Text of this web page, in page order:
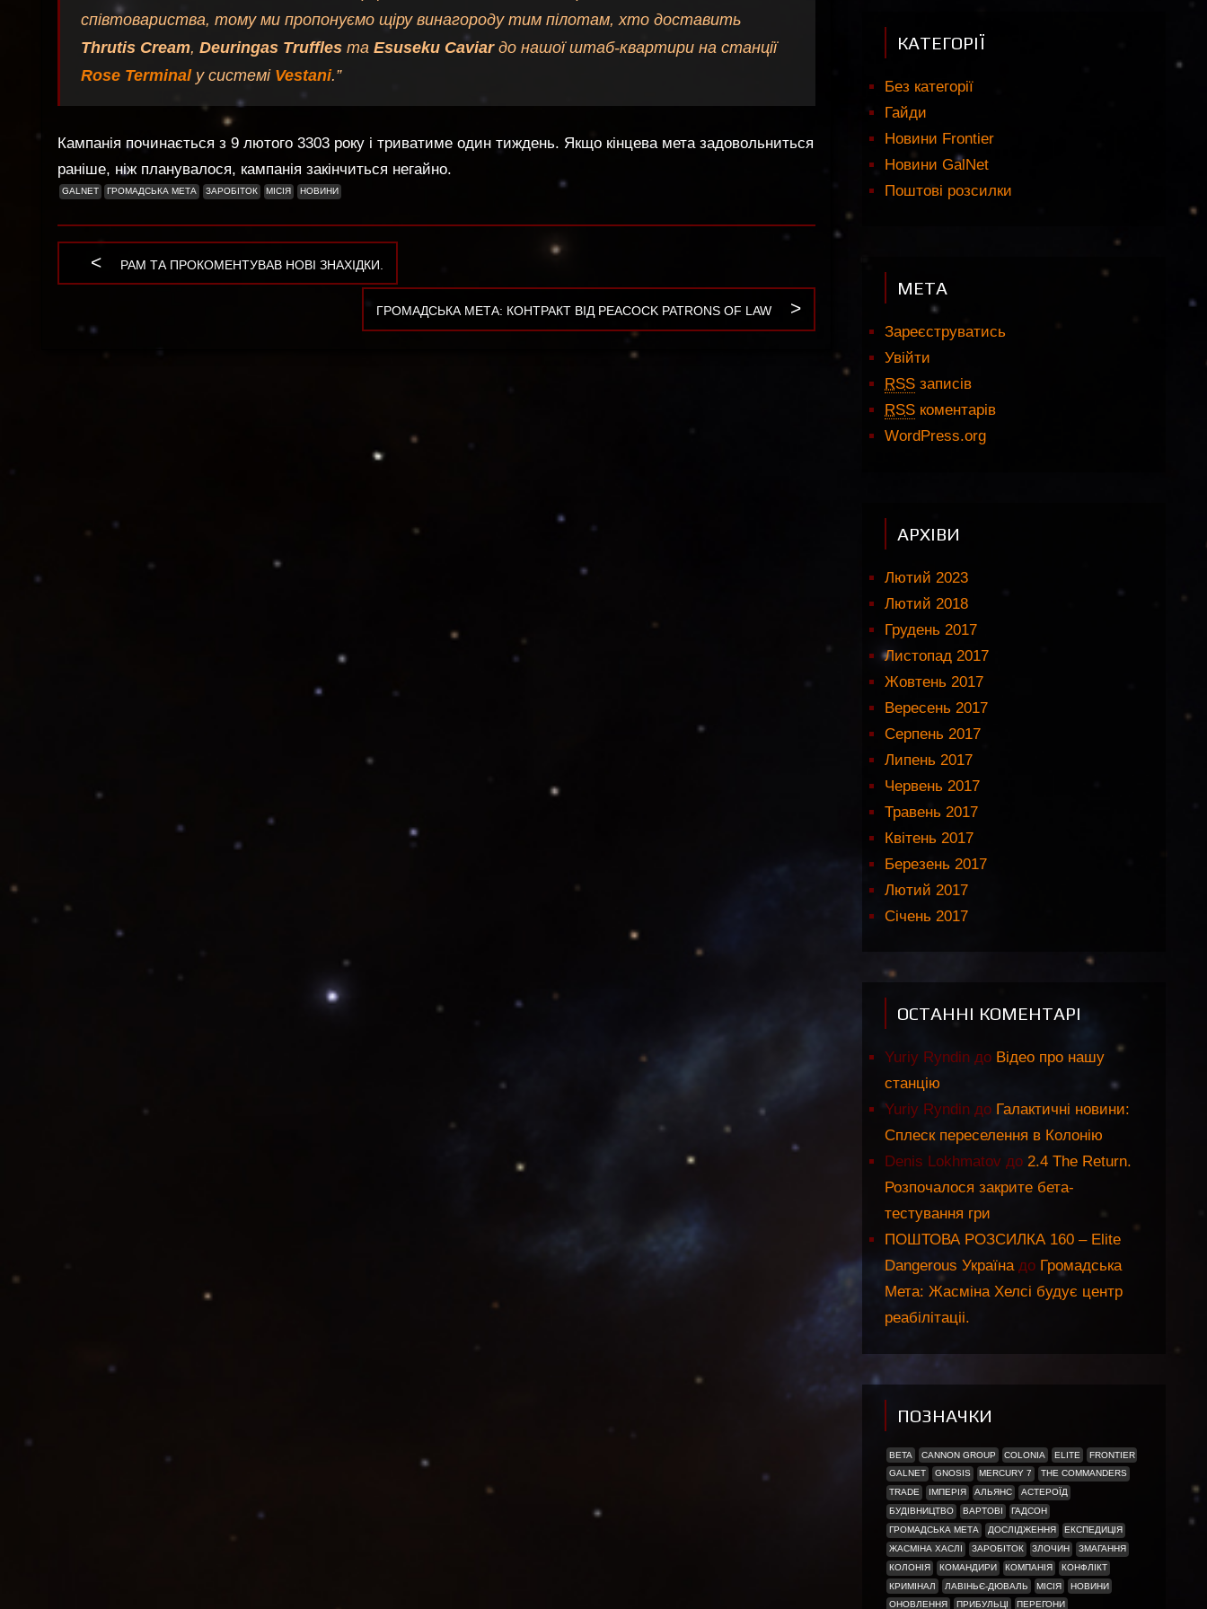
співтовариства, тому ми пропонуємо щіру винагороду тим пілотам, хто доставить
Thrutis Cream, Deuringas Trufflesта Esuseku Caviarдо нашої штаб-квартири на станції
Rose Terminalу системі Vestani.”
Кампанія починається з 9 лютого 3303 року і триватиме один тиждень. Якщо кінцева мета задовольниться
раніше, ніж планувалося, кампанія закiнчиться негайно.
GALNET ГРОМАДСЬКА МЕТА ЗАРОБІТОК МІСІЯ НОВИНИ
Навігація
PREVIOUS
РАМ ТА ПРОКОМЕНТУВАВ НОВІ ЗНАХІДКИ.
NEXT
ГРОМАДСЬКА МЕТА: КОНТРАКТ ВІД PEACOCK PATRONS OF LAW
КАТЕГОРІЇ
Без категорії
Гайди
Новини Frontier
Новини GalNet
Поштові розсилки
МЕТА
Зареєструватись
Увійти
RSS записів
RSS коментарів
WordPress.org
АРХІВИ
Лютий 2023
Лютий 2018
Грудень 2017
Листопад 2017
Жовтень 2017
Вересень 2017
Серпень 2017
Липень 2017
Червень 2017
Травень 2017
Квітень 2017
Березень 2017
Лютий 2017
Січень 2017
ОСТАННІ КОМЕНТАРІ
Yuriy Ryndin до Відео про нашу
станцію
Yuriy Ryndin до Галактичні новини:
Сплеск переселення в Колонію
Denis Lokhmatov до2.4 The Return.
Розпочалося закрите бета-
тестування гри
ПОШТОВА РОЗСИЛКА 160 – Elite
Dangerous Українадо Громадська
Мета: Жасміна Хелсі будує центр
реабілітаціі.
ПОЗНАЧКИ
BETA CANNON GROUP COLONIA ELITE
FRONTIER
GALNET
GNOSIS MERCURY 7
THE COMMANDERS
TRADE
ІМПЕРІЯ АЛЬЯНС
АСТЕРОЇД
БУДІВНИЦТВО
ВАРТОВІ
ГАДСОН
ГРОМАДСЬКА МЕТА
ДОСЛІДЖЕННЯ
ЕКСПЕДИЦІЯ
ЖАСМІНА ХАСЛІ
ЗАРОБІТОК ЗЛОЧИН
ЗМАГАННЯ
КОЛОНІЯ
КОМАНДИРИ КОМПАНІЯ
КОНФЛІКТ
КРИМІНАЛ
ЛАВІНЬЄ-ДЮВАЛЬ МІСІЯ
НОВИНИ
ОНОВЛЕННЯ
ПРИБУЛЬЦІ ПЕРЕГОНИ